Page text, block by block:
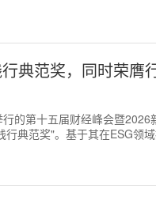
典范奖，同时荣膺
的第十五届财经峰会暨2026
典范奖"。基于其在ESG领